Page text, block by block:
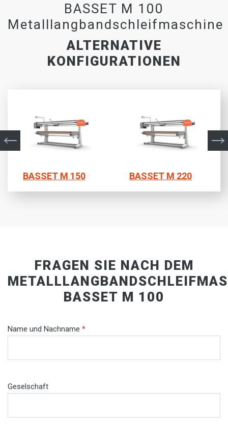
BASSET M 100
Metalllangbandschleifmaschine
ALTERNATIVE
KONFIGURATIONEN
BASSET M 150 BASSET M 220
FRAGEN SIE NACH DEM
BASSET M 100
Name und Nachname *
Geselschaft